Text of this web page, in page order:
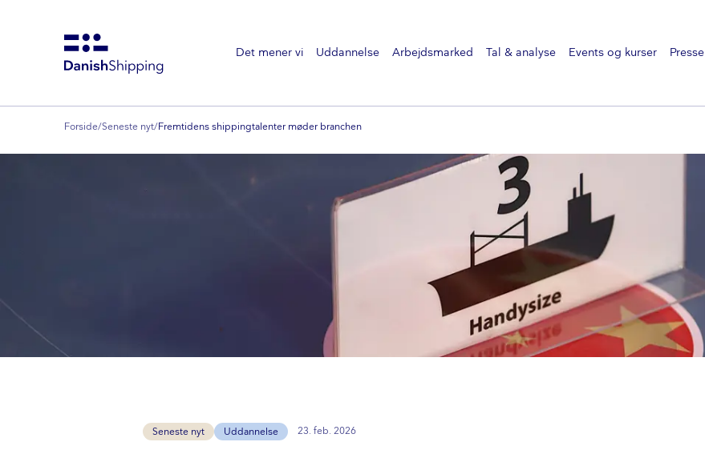
Det mener vi Uddannelse Arbejdsmarked Tal & analyse Events og kurser Presse
Forside/Seneste nyt/Fremtidens shippingtalenter møder branchen
Seneste nyt Uddannelse 23. feb. 2026